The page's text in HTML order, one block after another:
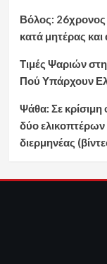
Βόλος: 26χρονος
κατά μητέρας
Τιμές Ψαριών
Πού Υπάρχουν
Ψάθα: Σε
δύο
διερμηνέας